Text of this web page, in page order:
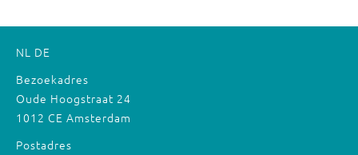
NL DE
Bezoekadres
Oude Hoogstraat 24
1012 CE Amsterdam
Postadres